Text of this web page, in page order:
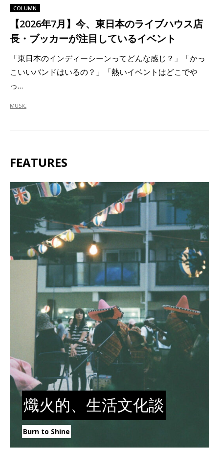
COLUMN
【2026年7月】今、東日本のライブハウス店
長・ブッカーが注目しているイベント
「東日本のインディーシーンってどんな感じ？」「かっ
こいいバンドはいるの？」「熱いイベントはどこでや
っ…
MUSIC
FEATURES
熾火的、生活文化談
Burn to Shine